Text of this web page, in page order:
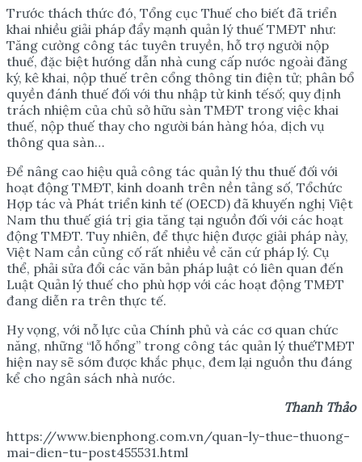
Trước thách thức đó, Tổng cục Thuế cho biết đã triển
khai nhiều giải pháp đẩy mạnh quản lý thuế TMĐT như:
Tăng cường công tác tuyên truyền, hỗ trợ người nộp
thuế, đặc biệt hướng dẫn nhà cung cấp nước ngoài đăng
ký, kê khai, nộp thuế trên cổng thông tin điện tử; phân bổ
quyền đánh thuế đối với thu nhập từ kinh tếsố; quy định
trách nhiệm của chủ sở hữu sàn TMĐT trong việc khai
thuế, nộp thuế thay cho người bán hàng hóa, dịch vụ
thông qua sàn…
Để nâng cao hiệu quả công tác quản lý thu thuế đối với
hoạt động TMĐT, kinh doanh trên nền tảng số, Tổchức
Hợp tác và Phát triển kinh tế (OECD) đã khuyến nghị Việt
Nam thu thuế giá trị gia tăng tại nguồn đối với các hoạt
động TMĐT. Tuy nhiên, để thực hiện được giải pháp này,
Việt Nam cần củng cố rất nhiều về căn cứ pháp lý. Cụ
thể, phải sửa đổi các văn bản pháp luật có liên quan đến
Luật Quản lý thuế cho phù hợp với các hoạt động TMĐT
đang diễn ra trên thực tế.
Hy vọng, với nỗ lực của Chính phủ và các cơ quan chức
năng, những “lỗ hổng” trong công tác quản lý thuếTMĐT
hiện nay sẽ sớm được khắc phục, đem lại nguồn thu đáng
kể cho ngân sách nhà nước.
Thanh Thảo
https://www.bienphong.com.vn/quan-ly-thue-thuong-
mai-dien-tu-post455531.html